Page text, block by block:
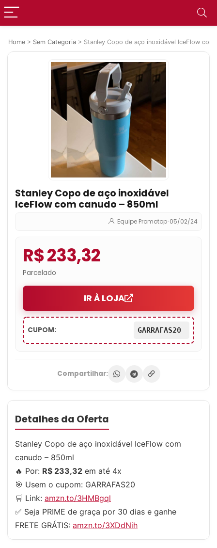
Home > Sem Categoria > Stanley Copo de aço inoxidável IceFlow com
Stanley Copo de aço inoxidável
IceFlow com canudo – 850ml
Equipe Promotop•05/02/24
R$ 233,32
Parcelado
IR À LOJA
CUPOM: GARRAFAS20
Compartilhar:
Detalhes da Oferta
Stanley Copo de aço inoxidável IceFlow com
canudo – 850ml
🔥 Por: R$ 233,32 em até 4x
🎯 Usem o cupom: GARRAFAS20
🛒 Link: amzn.to/3HMBgql
✅ Seja PRIME de graça por 30 dias e ganhe
FRETE GRÁTIS: amzn.to/3XDdNih